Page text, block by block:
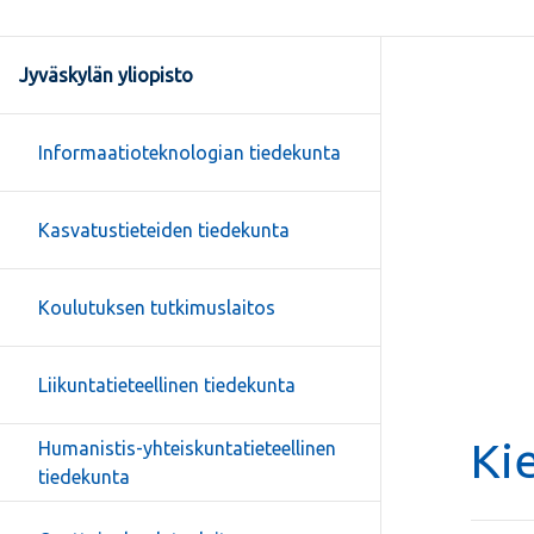
Jyväskylän yliopisto
Informaatioteknologian tiedekunta
Kasvatustieteiden tiedekunta
Koulutuksen tutkimuslaitos
Liikuntatieteellinen tiedekunta
Humanistis-yhteiskuntatieteellinen
tiedekunta